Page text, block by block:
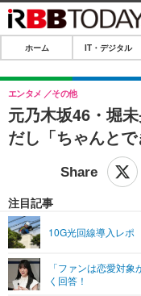
ホーム
IT・デジタル
IT・デジタルTOP
ショッピング
SPEED TEST
エンタメTOP
グラビア
ライフTOP
その他
リリース一覧
プッシュ通知の停止方法
ホーム IT・デジタル
元乃木坂46・堀
だし「ちゃんとで
エンタメ その他
注目記事
10G光回線導入レポ
「ファンは恋愛対
く回答！